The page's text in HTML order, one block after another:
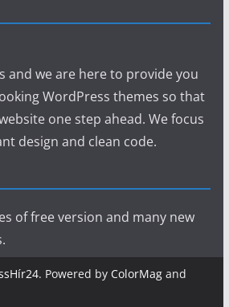
and we are here to provide you
WordPress themes so that
one step ahead. We focus
design and clean code.
of free version and many new
. Powered by ColorMagand